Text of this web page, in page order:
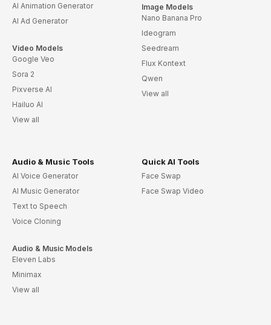
AI Animation Generator
AI Ad Generator
Video Models
Google Veo
Sora 2
Pixverse AI
Hailuo AI
View all
Image Models
Nano Banana Pro
Ideogram
Seedream
Flux Kontext
Qwen
View all
Audio & Music Tools
AI Voice Generator
AI Music Generator
Text to Speech
Voice Cloning
Audio & Music Models
Eleven Labs
Minimax
View all
Quick AI Tools
Face Swap
Face Swap Video